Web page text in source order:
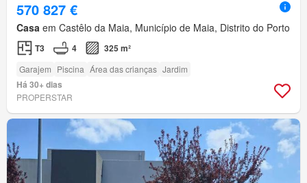
570 827 €
Casa em Castêlo da Maia, Município de Maia, Distrito do Porto
T3 4 325 m²
Garajem Piscina Área das crianças Jardim
Há 30+ dias
PROPERSTAR